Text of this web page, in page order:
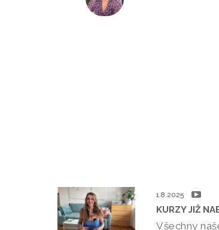
1.8.2025
video
KURZY JIŽ
Všechny